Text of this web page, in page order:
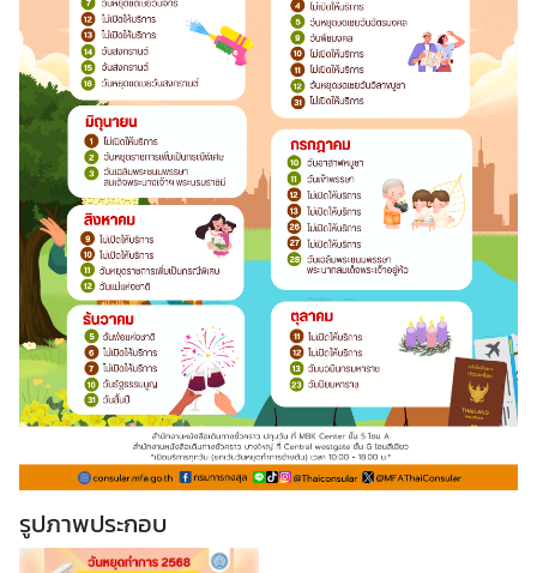
ร้
อ
ง
รี
ย
น
ส
อ
ท
.
|
ก
ญ
.
รูปภาพประกอบ